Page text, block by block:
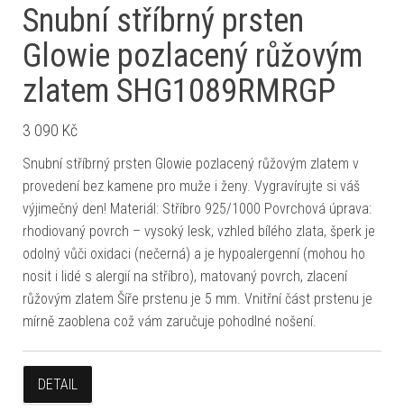
Snubní stříbrný prsten
Glowie pozlacený růžovým
zlatem SHG1089RMRGP
3 090 Kč
Snubní stříbrný prsten Glowie pozlacený růžovým zlatem v
provedení bez kamene pro muže i ženy. Vygravírujte si váš
výjimečný den! Materiál: Stříbro 925/1000 Povrchová úprava:
rhodiovaný povrch – vysoký lesk, vzhled bílého zlata, šperk je
odolný vůči oxidaci (nečerná) a je hypoalergenní (mohou ho
nosit i lidé s alergií na stříbro), matovaný povrch, zlacení
růžovým zlatem Šíře prstenu je 5 mm. Vnitřní část prstenu je
mírně zaoblena což vám zaručuje pohodlné nošení.
DETAIL